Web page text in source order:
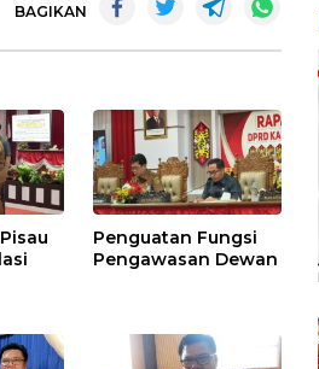
BAGIKAN
Penguatan Fungsi
Pengawasan Dewan